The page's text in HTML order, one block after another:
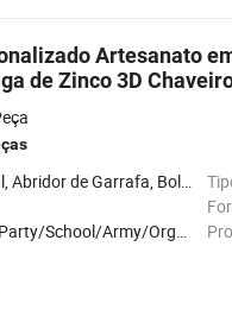
Artesanato
de Zinco 3D
Porta-Retratos, Feriado, Relógio de Pulso, Bússola, Gifts
Army/Organization/Medie